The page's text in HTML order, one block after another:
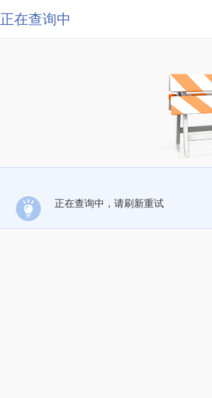
正在查询中
正在查询中，请刷新重试